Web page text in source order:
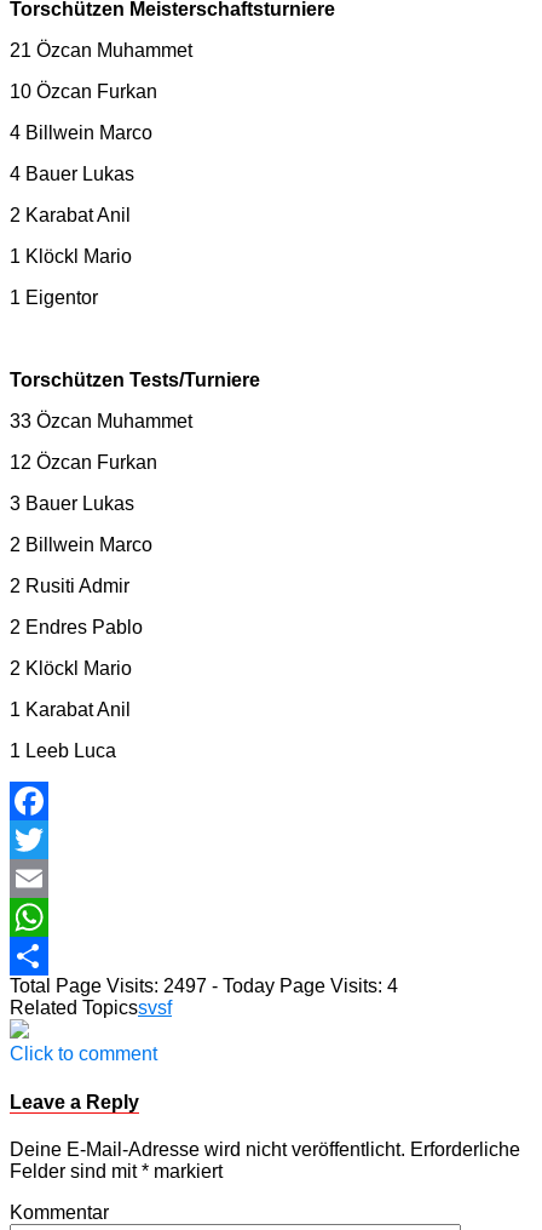
Torschützen Meisterschaftsturniere
21 Özcan Muhammet
10 Özcan Furkan
4 Billwein Marco
4 Bauer Lukas
2 Karabat Anil
1 Klöckl Mario
1 Eigentor
Torschützen Tests/Turniere
33 Özcan Muhammet
12 Özcan Furkan
3 Bauer Lukas
2 Billwein Marco
2 Rusiti Admir
2 Endres Pablo
2 Klöckl Mario
1 Karabat Anil
1 Leeb Luca
Facebook
Twitter
Email
WhatsApp
Teilen
Total Page Visits: 2497 - Today Page Visits: 4
Related Topicssvsf
Click to comment
Leave a Reply
Deine E-Mail-Adresse wird nicht veröffentlicht. Erforderliche
Felder sind mit* markiert
Kommentar